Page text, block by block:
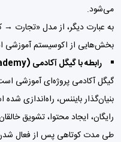
می‌شود.
به عبارت دیگر، از مدل «تجارت
بخش‌هایی از اکوسیستم آموزشی
رابطه با گیگل آکادمی (Giggle Academy)
بنیان‌گذار بایننس، راه‌اندازی
رایگان، ایجاد محتوا، تشویق